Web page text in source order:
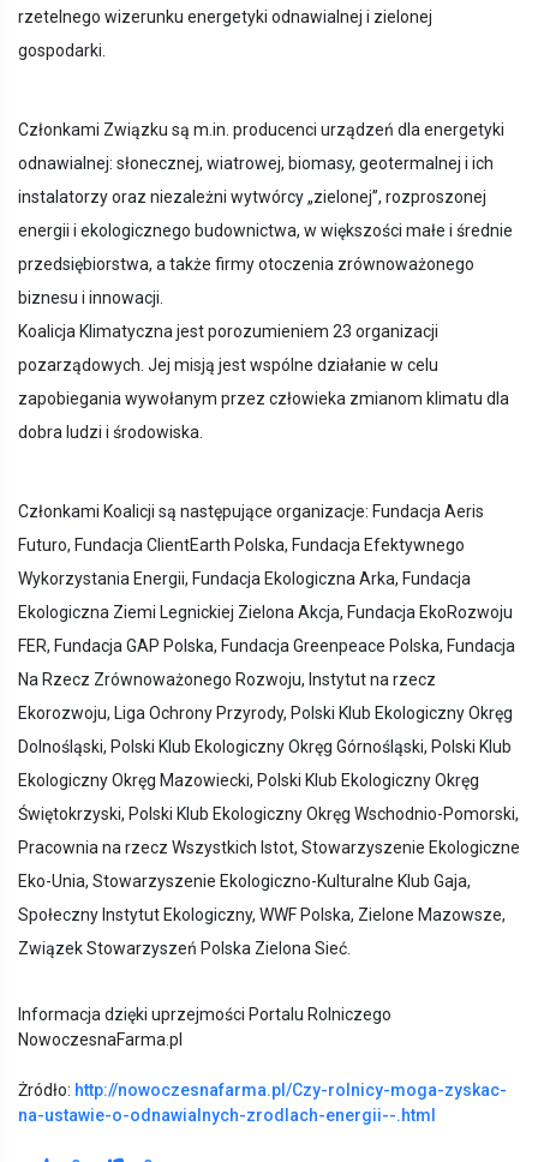
rzetelnego wizerunku energetyki odnawialnej i zielonej
gospodarki.
Członkami Związku są m.in. producenci urządzeń dla energetyki
odnawialnej: słonecznej, wiatrowej, biomasy, geotermalnej i ich
instalatorzy oraz niezależni wytwórcy „zielonej”, rozproszonej
energii i ekologicznego budownictwa, w większości małe i średnie
przedsiębiorstwa, a także firmy otoczenia zrównoważonego
biznesu i innowacji.
Koalicja Klimatyczna jest porozumieniem 23 organizacji
pozarządowych. Jej misją jest wspólne działanie w celu
zapobiegania wywołanym przez człowieka zmianom klimatu dla
dobra ludzi i środowiska.
Członkami Koalicji są następujące organizacje: Fundacja Aeris
Futuro, Fundacja ClientEarth Polska, Fundacja Efektywnego
Wykorzystania Energii, Fundacja Ekologiczna Arka, Fundacja
Ekologiczna Ziemi Legnickiej Zielona Akcja, Fundacja EkoRozwoju
FER, Fundacja GAP Polska, Fundacja Greenpeace Polska, Fundacja
Na Rzecz Zrównoważonego Rozwoju, Instytut na rzecz
Ekorozwoju, Liga Ochrony Przyrody, Polski Klub Ekologiczny Okręg
Dolnośląski, Polski Klub Ekologiczny Okręg Górnośląski, Polski Klub
Ekologiczny Okręg Mazowiecki, Polski Klub Ekologiczny Okręg
Świętokrzyski, Polski Klub Ekologiczny Okręg Wschodnio-Pomorski,
Pracownia na rzecz Wszystkich Istot, Stowarzyszenie Ekologiczne
Eko-Unia, Stowarzyszenie Ekologiczno-Kulturalne Klub Gaja,
Społeczny Instytut Ekologiczny, WWF Polska, Zielone Mazowsze,
Związek Stowarzyszeń Polska Zielona Sieć.
Informacja dzięki uprzejmości Portalu Rolniczego
NowoczesnaFarma.pl
Żródło: http://nowoczesnafarma.pl/Czy-rolnicy-moga-zyskac-
na-ustawie-o-odnawialnych-zrodlach-energii--.html